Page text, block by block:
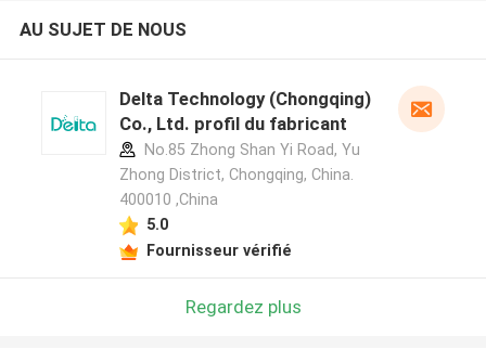
AU SUJET DE NOUS
Delta Technology (Chongqing)
Co., Ltd. profil du fabricant
No.85 Zhong Shan Yi Road, Yu
Zhong District, Chongqing, China.
400010 ,China
5.0
Fournisseur vérifié
Regardez plus